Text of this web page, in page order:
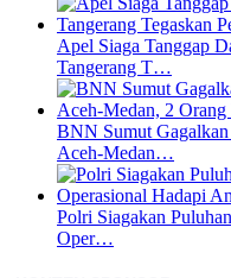
Apel Siaga Tanggap
Tangerang T…
BNN Sumut Gagalkan
Aceh-Medan…
Polri Siagakan
Oper…